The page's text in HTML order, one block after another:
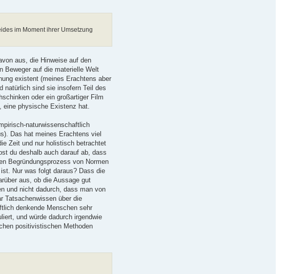
im Moment ihrer Umsetzung
aus, die Hinweise auf den
Beweger auf die materielle Welt
existent (meines Erachtens aber
natürlich sind sie insofern Teil des
oder ein großartiger Film
eine physische Existenz hat.
naturwissenschaftlich
Das hat meines Erachtens viel
Zeit und nur holistisch betrachtet
du deshalb auch darauf ab, dass
Begründungsprozess von Normen
Nur was folgt daraus? Dass die
aus, ob die Aussage gut
und nicht dadurch, dass man von
Tatsachenwissen über die
denkende Menschen sehr
und würde dadurch irgendwie
positivistischen Methoden